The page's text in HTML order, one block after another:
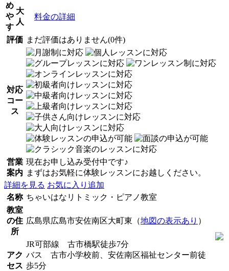
め
や
す
大
人
料金の詳細
評価 まだ評価はありません(0件)
対応
コー
ス
営業
案内
現在お申し込み受付中です♪
まずはお気軽に体験レッスンにお越しください。
詳細を見る お気に入り追加
名称 ちゃいはなリトミック・ピアノ教室
教室
の住
所
広島県広島市安佐南区大町東（地図の表示あり ）
アク
セス
JR可部線 古市橋駅徒歩7分
バス 古市小学校前、安佐南区福祉センター前徒
歩5分